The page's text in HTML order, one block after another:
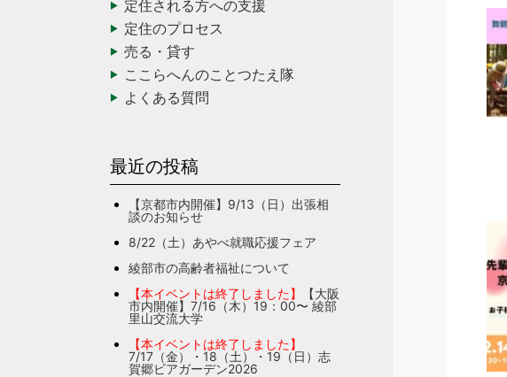
定住される方への支援
定住のプロセス
売る・貸す
ここらへんのことつたえ隊
よくある質問
最近の投稿
【京都市内開催】9/13（日）出張相
談のお知らせ
8/22（土）あやべ就職応援フェア
綾部市の高齢者福祉について
【本イベントは終了しました】
【大阪
市内開催】7/16（木）19：00〜 綾部
里山交流大学
【本イベントは終了しました】
7/17（金）・18（土）・19（日）志
賀郷ビアガーデン2026